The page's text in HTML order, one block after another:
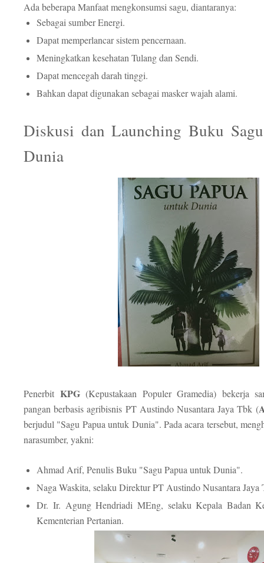
Ada beberapa Manfaat mengkonsumsi sagu, diantaranya:
Sebagai sumber Energi.
Dapat memperlancar sistem pencernaan.
Meningkatkan kesehatan Tulang dan Sendi.
Dapat mencegah darah tinggi.
Bahkan dapat digunakan sebagai masker wajah alami.
Diskusi dan Launching Buku
Dunia
Penerbit KPG(Kepustakaan Populer Gramedia) bekerja
pangan berbasis agribisnis PT Austindo Nusantara Jaya Tbk (
berjudul "Sagu Papua untuk Dunia". Pada acara tersebut,
narasumber, yakni:
Ahmad Arif, Penulis Buku "Sagu Papua untuk Dunia".
Naga Waskita, selaku Direktur PT Austindo Nusantara Jaya
Dr. Ir. Agung Hendriadi MEng, selaku Kepala Badan
Kementerian Pertanian.